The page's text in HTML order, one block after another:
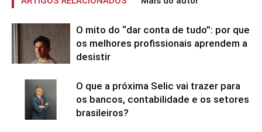
O mito do “dar conta de tudo”: por que
os melhores profissionais aprendem a
desistir
O que a próxima Selic vai trazer para
os bancos, contabilidade e os setores
brasileiros?